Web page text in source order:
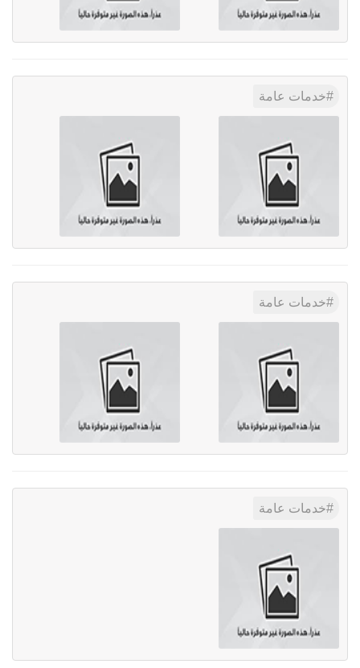
خدمات عامة
خدمات عامة
خدمات عامة